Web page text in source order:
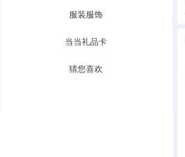
服装服饰
当当礼品卡
猜您喜欢